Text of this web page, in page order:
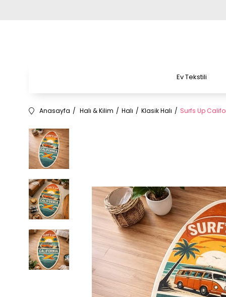
Ev Tekstili
Anasayfa Halı & Kilim Halı Klasik Halı Surfs Up